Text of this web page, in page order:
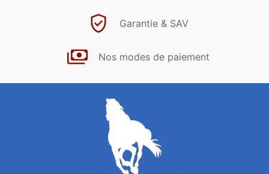
Garantie & SAV
Nos modes de paiement